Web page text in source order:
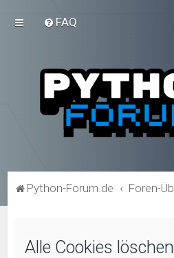
FAQ
Python-Forum.de Foren-
Alle Cookies löschen